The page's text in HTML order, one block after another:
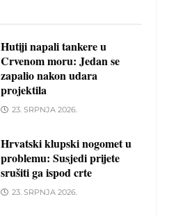
Hutiji napali tankere u
Crvenom moru: Jedan se
zapalio nakon udara
projektila
23. SRPNJA 2026.
Hrvatski klupski nogomet u
problemu: Susjedi prijete
srušiti ga ispod crte
23. SRPNJA 2026.